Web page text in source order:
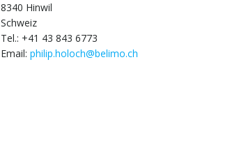
8340 Hinwil
Schweiz
Tel.: +41 43 843 6773
Email: philip.holoch@belimo.ch